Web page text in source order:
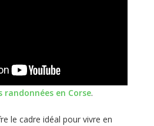
randonnées en Corse.
le cadre idéal pour vivre en